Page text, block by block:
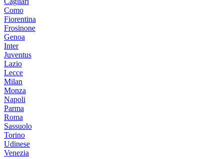
Como
Fiorentina
Frosinone
Genoa
Inter
Juventus
Lazio
Lecce
Milan
Monza
Napoli
Parma
Roma
Sassuolo
Torino
Udinese
Venezia